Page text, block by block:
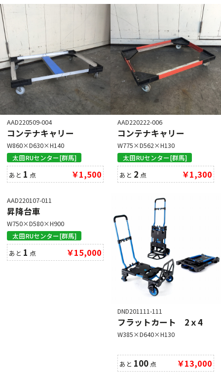
AAD220509-004
コンテナキャリー
W860×D630×H140
太田RUセンター[群馬]
あと 1 点 ￥1,500
AAD220222-006
コンテナキャリー
W775×D562×H130
太田RUセンター[群馬]
あと 2 点 ￥1,300
AAD220107-011
昇降台車
W750×D580×H900
太田RUセンター[群馬]
あと 1 点 ￥15,000
DND201111-111
フラットカート 2ｘ4
W385×D640×H130
あと 100 点 ￥13,000